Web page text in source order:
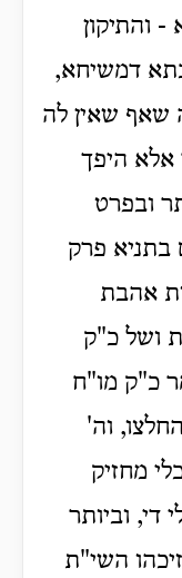
- והתיקון
דמשיחא,
שאף שאין לה
אלא היפך
ובפרט
בתניא פרק
אהבת
ושל כ"ק
כ"ק מו"ח
וה'
מחזיק
וביותר
השי"ת